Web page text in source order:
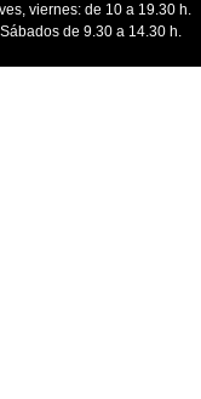
viernes: de 10 a 19.30 h.
de 9.30 a 14.30 h.